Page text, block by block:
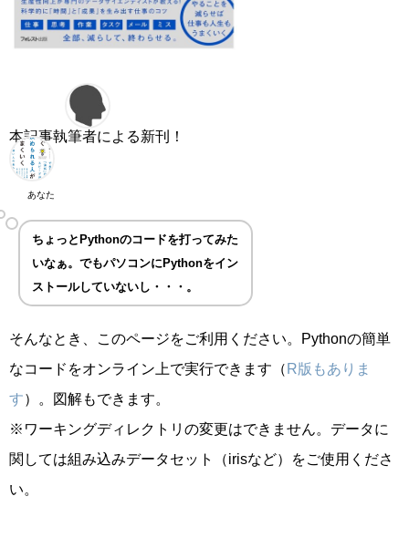
本記事執筆者による新刊！
あなた
ちょっとPythonのコードを打ってみた
いなぁ。でもパソコンにPythonをイン
ストールしていないし・・・。
そんなとき、このページをご利用ください。Pythonの簡単
なコードをオンライン上で実行できます（ R版もありま
す）。図解もできます。
※ワーキングディレクトリの変更はできません。データに
関しては組み込みデータセット（irisなど）をご使用くださ
い。